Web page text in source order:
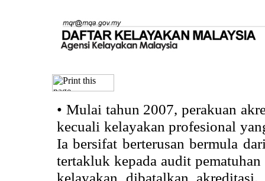
• Mulai tahun 2007, perakuan
kecuali kelayakan profesional
Ia bersifat berterusan bermula
tertakluk kepada audit
kelayakan dibatalkan